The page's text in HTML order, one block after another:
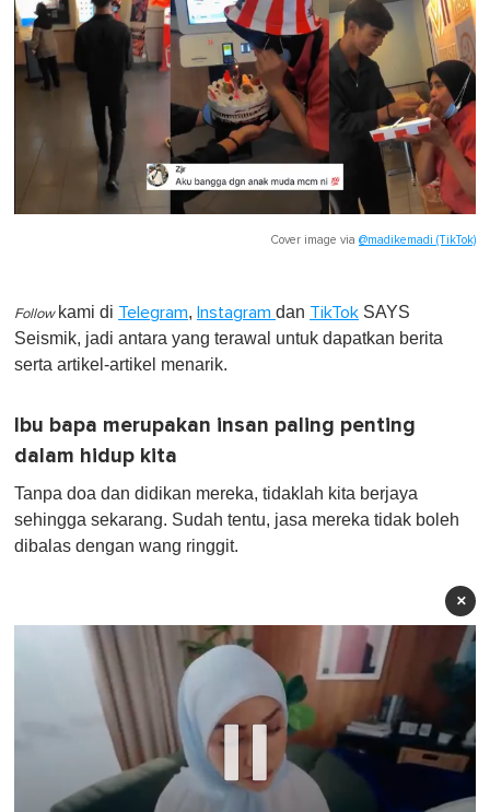
Cover image via @madikemadi (TikTok)
Follow kami di Telegram, Instagram dan TikTok SAYS
Seismik, jadi antara yang terawal untuk dapatkan berita
serta artikel-artikel menarik.
Ibu bapa merupakan insan paling penting
dalam hidup kita
Tanpa doa dan didikan mereka, tidaklah kita berjaya
sehingga sekarang. Sudah tentu, jasa mereka tidak boleh
dibalas dengan wang ringgit.
×